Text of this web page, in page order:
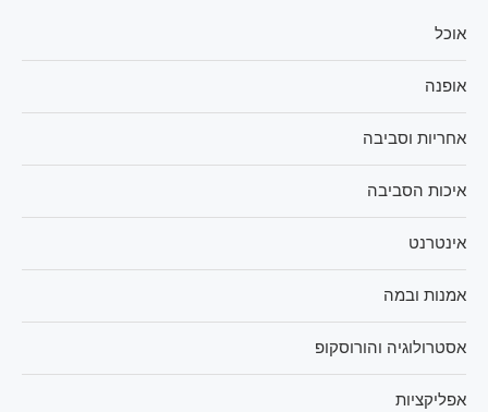
אוכל
אופנה
אחריות וסביבה
איכות הסביבה
אינטרנט
אמנות ובמה
אסטרולוגיה והורוסקופ
אפליקציות